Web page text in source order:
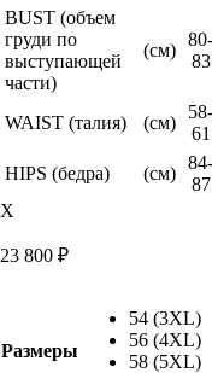
BUST (объем
груди по
выступающей
части)
(см)
80-
83
WAIST (талия) (см)
58-
61
HIPS (бедра)
(см)
84-
87
X
23 800 ₽
Размеры
54 (3XL)
56 (4XL)
58 (5XL)